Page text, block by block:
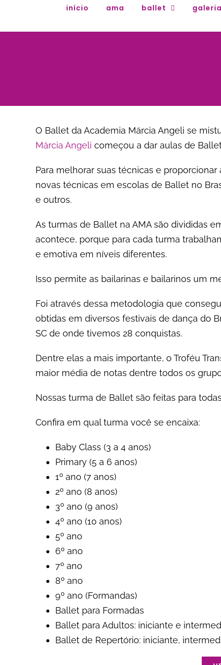
início ama ballet
O Ballet da Academia Márcia Angeli se
Márcia Angeli começou a dar aulas de
Para melhorar suas técnicas e
novas técnicas em escolas de Ballet no
e outros.
As turmas de Ballet na AMA são divididas
acontece, porque para cada turma
e emotiva em níveis diferentes.
Isso permite as bailarinas e bailarinos um
Foi através dessa metodologia que
obtidas em diversos festivais de dança do
SC de onde tivemos 28 conquistas.
Dentre elas a mais importante, o Troféu
maior média de notas dentre todos os
Nossas turma de Ballet são feitas para
Confira em qual turma você se encaixa:
Baby Class (3 a 4 anos)
Primary (5 a 6 anos)
1º ano (7 anos)
2º ano (8 anos)
3º ano (9 anos)
4º ano (10 anos)
5º ano
6º ano
7º ano
8º ano
9º ano (Formandas)
Ballet para Formadas
Ballet para Adultos: iniciante e
Ballet de Repertório: iniciante,